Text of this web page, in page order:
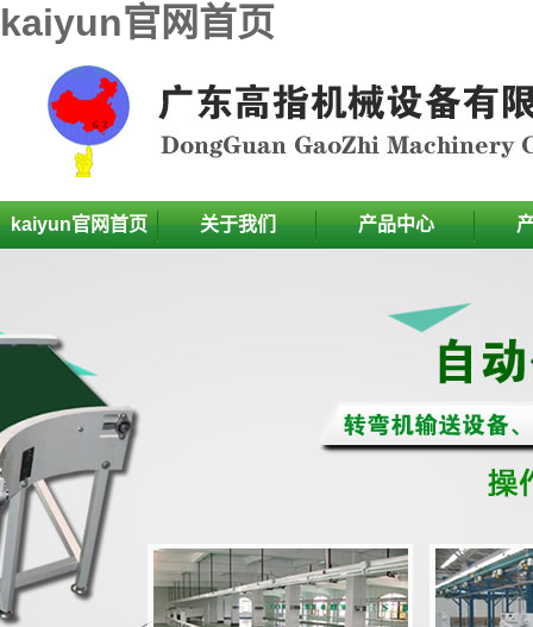
kaiyun官网首页
kaiyun官网首页 关于我们 产品中心